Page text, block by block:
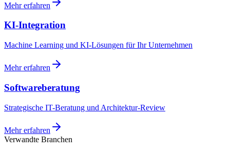
Mehr erfahren
KI-Integration
Machine Learning und KI-Lösungen für Ihr Unternehmen
Mehr erfahren
Softwareberatung
Strategische IT-Beratung und Architektur-Review
Mehr erfahren
Verwandte Branchen